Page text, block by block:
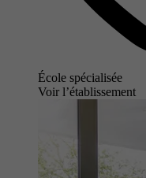
École spécialisée
Voir l’établissement